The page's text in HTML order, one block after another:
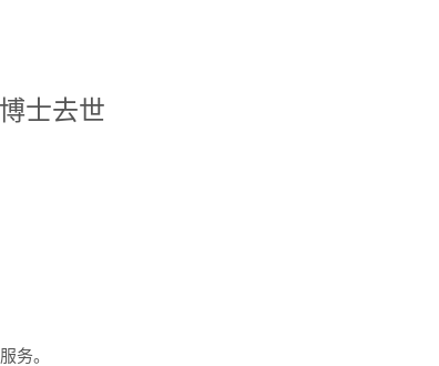
士去世
务。